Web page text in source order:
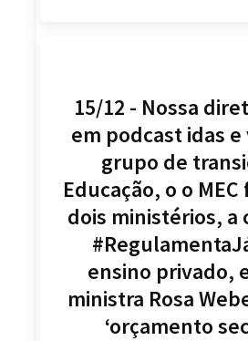
15/12 - Nossa
em podcast idas
grupo de
Educação, o o
dois ministérios, a
ensino privado,
ministra Rosa
‘orçamento